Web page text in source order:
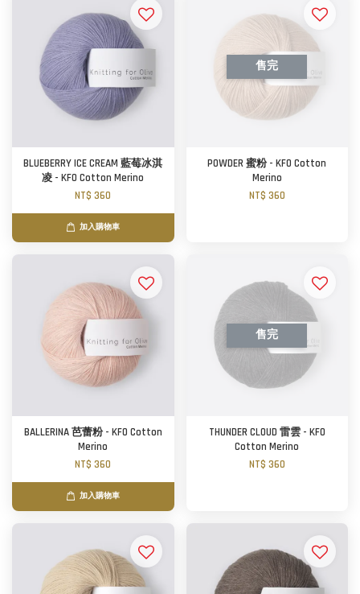
BLUEBERRY ICE CREAM 藍莓冰淇
凌 - KFO Cotton Merino
NT$ 360
加入購物車
售完
POWDER 蜜粉 - KFO Cotton
Merino
NT$ 360
BALLERINA 芭蕾粉 - KFO Cotton
Merino
NT$ 360
加入購物車
售完
THUNDER CLOUD 雷雲 - KFO
Cotton Merino
NT$ 360